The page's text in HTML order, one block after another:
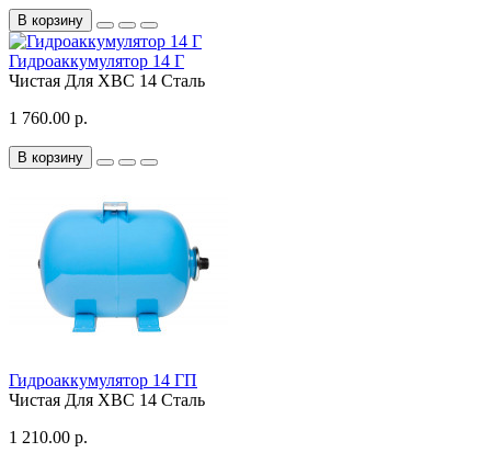
В корзину
Гидроаккумулятор 14 Г
Чистая Для ХВС 14 Сталь
1 760.00 р.
В корзину
Гидроаккумулятор 14 ГП
Чистая Для ХВС 14 Сталь
1 210.00 р.